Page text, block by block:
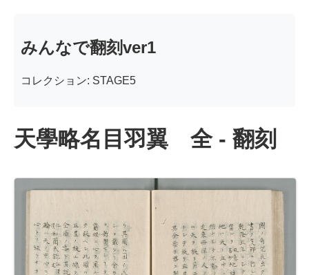
みんなで翻刻ver1
コレクション: STAGE5
天學略名目羽翼 全 - 翻刻